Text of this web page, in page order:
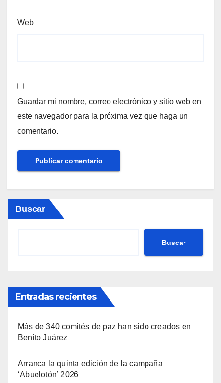
Web
Guardar mi nombre, correo electrónico y sitio web en
este navegador para la próxima vez que haga un
comentario.
Buscar
Buscar
Entradas recientes
Más de 340 comités de paz han sido creados en
Benito Juárez
Arranca la quinta edición de la campaña
‘Abuelotón’ 2026